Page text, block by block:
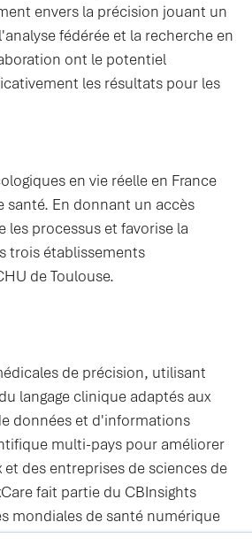
envers la précision jouant un
fédérée et la recherche en
ont le potentiel
les résultats pour les
en vie réelle en France
En donnant un accès
processus et favorise la
trois établissements
de Toulouse.
de précision, utilisant
langage clinique adaptés aux
données et d'informations
multi-pays pour améliorer
des entreprises de sciences de
fait partie du CBInsights
mondiales de santé numérique
risque de renom : MTIP (CH),